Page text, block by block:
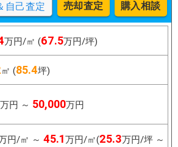
自己査定 売却査定 購入相談
万円/㎡ (67.5万円/坪)
㎡ (85.4坪)
万円 ～ 50,000万円
円/㎡ ～ 45.1万円/㎡(25.3万円/坪 ～